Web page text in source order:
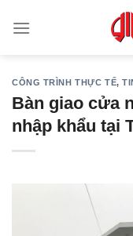
CÔNG TRÌNH THỰC TẾ,
Bàn giao cửa
nhập khẩu tại